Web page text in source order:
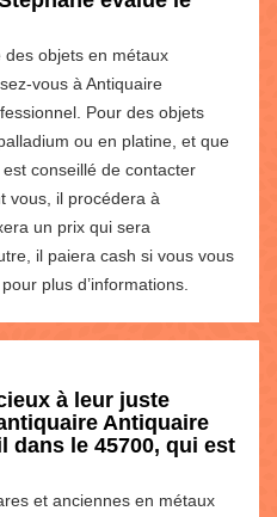
objets en métaux
vous à Antiquaire
Pour des objets
ou en platine, et que
conseillé de contacter
vous, il procédera à
un prix qui sera
il paiera cash si vous vous
plus d’informations.
à leur juste
Antiquaire
dans le 45700, qui est
et anciennes en métaux